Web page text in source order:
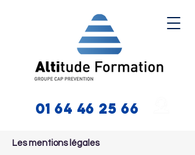
01 64 46 25 66
Les mentions légales